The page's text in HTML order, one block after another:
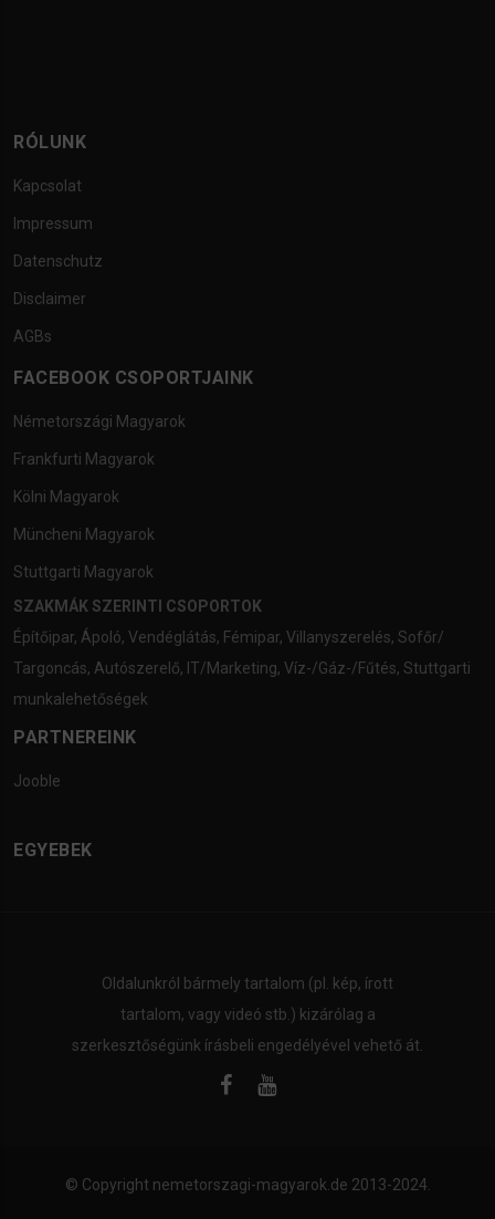
RÓLUNK
Kapcsolat
Impressum
Datenschutz
Disclaimer
AGBs
FACEBOOK CSOPORTJAINK
Németországi Magyarok
Frankfurti Magyarok
Kölni Magyarok
Müncheni Magyarok
Stuttgarti Magyarok
SZAKMÁK SZERINTI CSOPORTOK
Építőipar, Ápoló, Vendéglátás, Fémipar, Villanyszerelés, Sofőr/
Targoncás, Autószerelő, IT/Marketing, Víz-/Gáz-/Fűtés, Stuttgarti
munkalehetőségek
PARTNEREINK
Jooble
EGYEBEK
Oldalunkról bármely tartalom (pl. kép, írott
tartalom, vagy videó stb.) kizárólag a
szerkesztőségünk írásbeli engedélyével vehető át.
© Copyright nemetorszagi-magyarok.de 2013-2024.